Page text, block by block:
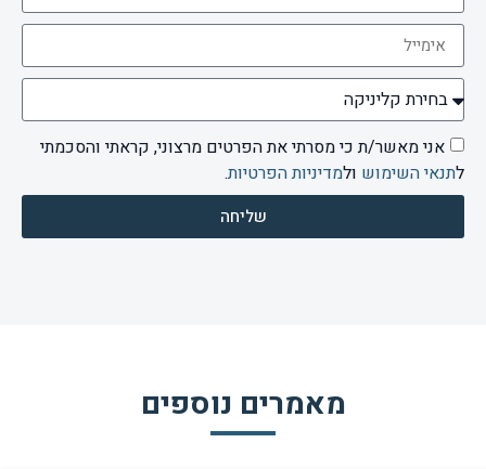
אני מאשר/ת כי מסרתי את הפרטים מרצוני, קראתי והסכמתי
לתנאי השימוש ולמדיניות הפרטיות.
שליחה
מאמרים נוספים